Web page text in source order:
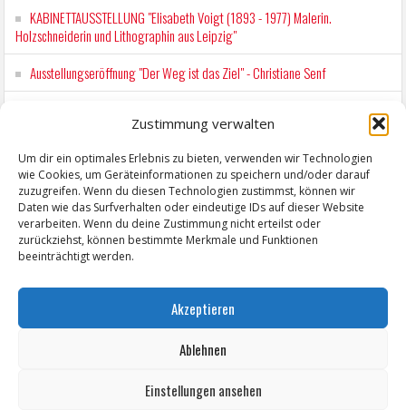
Zustimmung verwalten
Um dir ein optimales Erlebnis zu bieten, verwenden wir Technologien
wie Cookies, um Geräteinformationen zu speichern und/oder darauf
zuzugreifen. Wenn du diesen Technologien zustimmst, können wir
Daten wie das Surfverhalten oder eindeutige IDs auf dieser Website
verarbeiten. Wenn du deine Zustimmung nicht erteilst oder
zurückziehst, können bestimmte Merkmale und Funktionen
beeinträchtigt werden.
Akzeptieren
Ablehnen
Einstellungen ansehen
KABINETTAUSSTELLUNG "Elisabeth Voigt (1893 - 1977) Malerin.
Holzschneiderin und Lithographin aus Leipzig"
Ausstellungseröffnung "Der Weg ist das Ziel" - Christiane Senf
Kunstfest Zeitz